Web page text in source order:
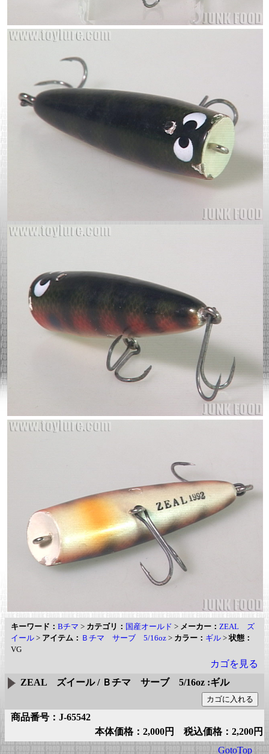
キーワード： Bチマ > カテゴリ： 国産オールド > メーカー： ZEAL ズ
イール > アイテム： Ｂチマ サーブ 5/16oz > カラー： ギル >状態：
VG
カゴを見る
ZEAL ズイール / Ｂチマ サーブ 5/16oz :ギル
商品番号：J-65542
本体価格：2,000円 税込価格：2,200円
GotoTop